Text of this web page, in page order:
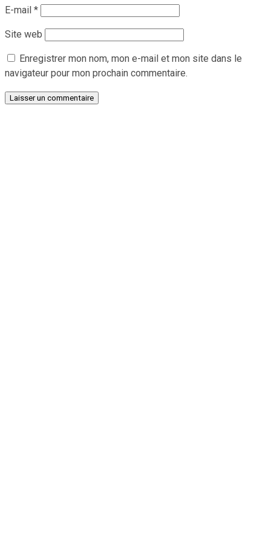
E-mail *
Site web
Enregistrer mon nom, mon e-mail et mon site dans le
navigateur pour mon prochain commentaire.